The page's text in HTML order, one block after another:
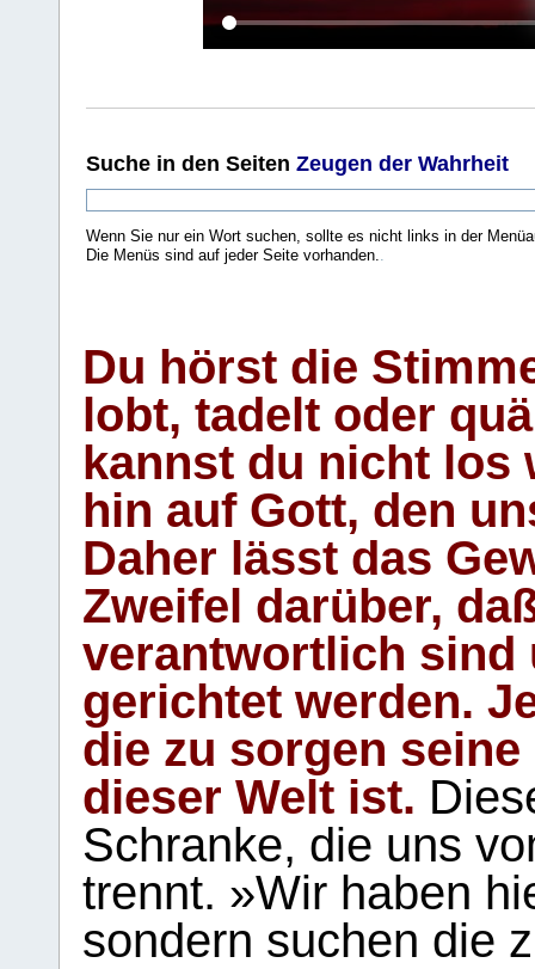
Suche in den Seiten Zeugen der Wahrheit
Wenn Sie nur ein Wort suchen, sollte es nicht links in der
Die Menüs sind auf jeder Seite vorhanden..
Du hörst die
lobt, tadelt oder
kannst du nicht los
hin auf Gott, den
Daher lässt das
Zweifel darüber,
verantwortlich sind
gerichtet werden.
die zu sorgen
dieser Welt ist.
Schranke, die uns
trennt. »Wir haben
sondern suchen die